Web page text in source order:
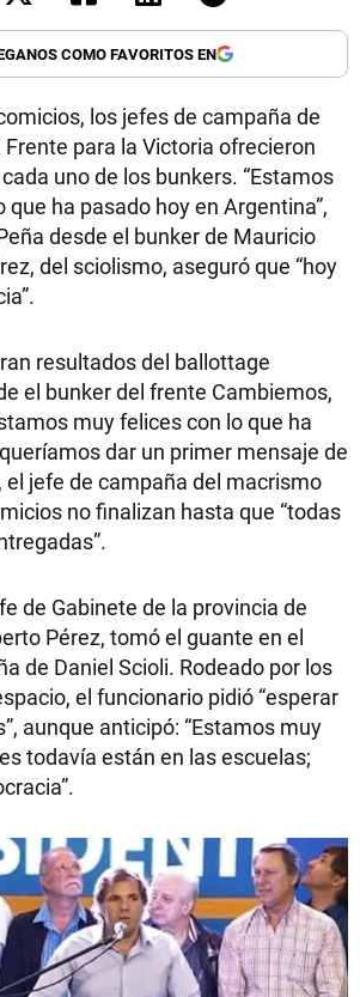
COMO FAVORITOS EN
los jefes de campaña de
para la Victoria ofrecieron
uno de los bunkers. “Estamos
ha pasado hoy en Argentina”,
desde el bunker de Mauricio
del sciolismo, aseguró que “hoy
resultados del ballottage
el bunker del frente Cambiemos,
muy felices con lo que ha
dar un primer mensaje de
el jefe de campaña del macrismo
no finalizan hasta que “todas
de Gabinete de la provincia de
Pérez, tomó el guante en el
de Daniel Scioli. Rodeado por los
el funcionario pidió “esperar
aunque anticipó: “Estamos muy
todavía están en las escuelas;